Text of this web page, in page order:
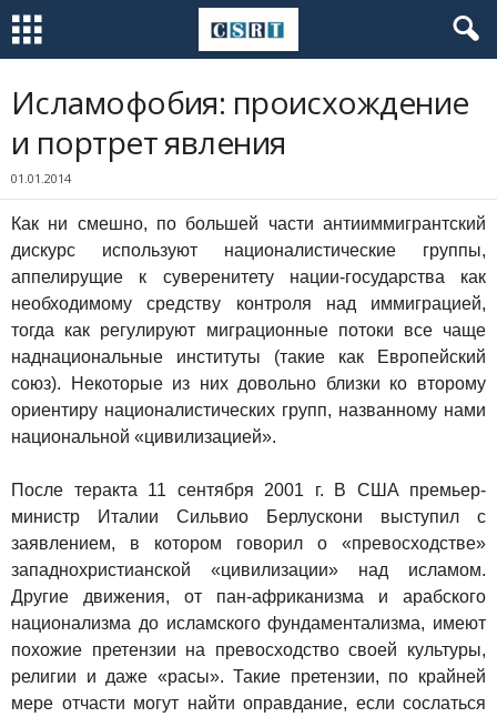
Исламофобия: происхождение
и портрет явления
01.01.2014
Как ни смешно, по большей части антииммигрантский
дискурс используют националистические группы,
аппелирущие к суверенитету нации-государства как
необходимому средству контроля над иммиграцией,
тогда как регулируют миграционные потоки все чаще
наднациональные институты (такие как Европейский
союз). Некоторые из них довольно близки ко второму
ориентиру националистических групп, названному нами
национальной «цивилизацией».
После теракта 11 сентября 2001 г. В США премьер-
министр Италии Сильвио Берлускони выступил с
заявлением, в котором говорил о «превосходстве»
западнохристианской «цивилизации» над исламом.
Другие движения, от пан-африканизма и арабского
национализма до исламского фундаментализма, имеют
похожие претензии на превосходство своей культуры,
религии и даже «расы». Такие претензии, по крайней
мере отчасти могут найти оправдание, если сослаться